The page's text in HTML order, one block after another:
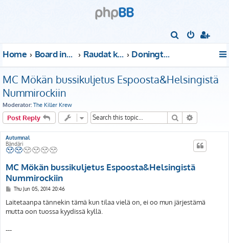
c
Home Board index Raudat kattoon! Donington Park
MC Mökän bussikuljetus Espoosta&Helsingistä
Nummirockiin
Moderator: The Killer Krew
Post Reply Search
Autumnal
Bändäri
MC Mökän bussikuljetus Espoosta&Helsingistä
Nummirockiin
P
s
t
Thu Jun 05, 2014 20:46
Laitetaanpa tännekin tämä kun tilaa vielä on, ei oo mun järjestämä
mutta oon tuossa kyydissä kyllä.
---